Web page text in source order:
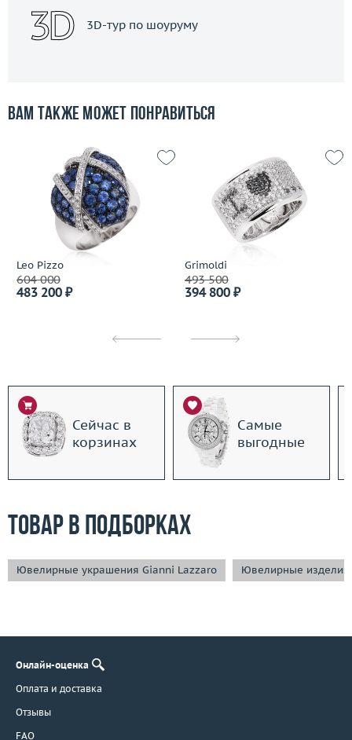
3D-тур по шоуруму
Вам также может понравиться
Leo Pizzo
604 000
483 200 ₽
Grimoldi
493 500
394 800 ₽
Сейчас в
корзинах
Самые
выгодные
Товар в подборках
Ювелирные украшения Gianni Lazzaro Ювелирные изделия
Онлайн-оценка
Оплата и доставка
Отзывы
FAQ